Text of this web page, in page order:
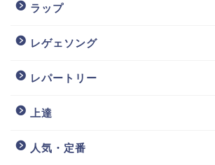
ラップ
レゲェソング
レパートリー
上達
人気・定番